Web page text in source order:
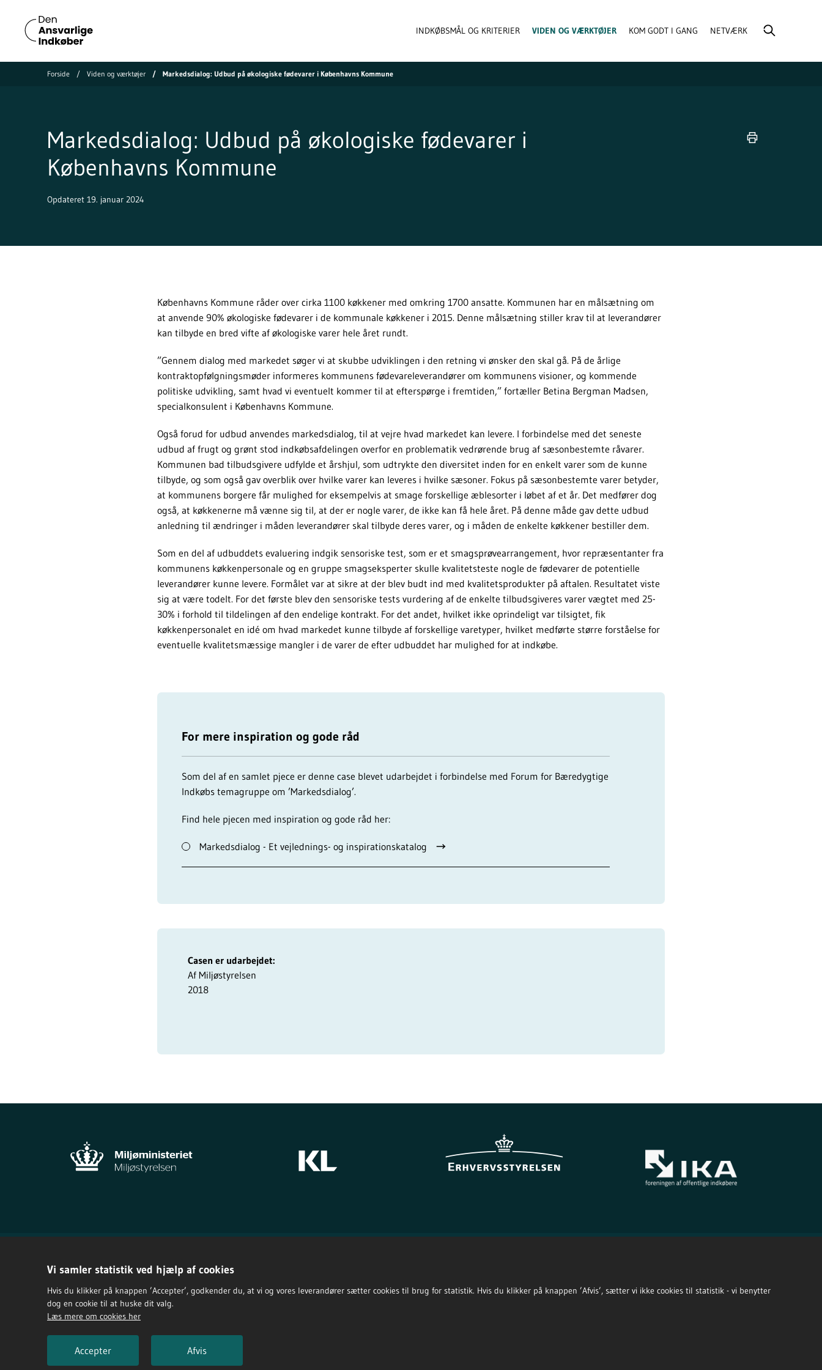
Vi samler statistik ved hjælp af cookies
Hvis du klikker på knappen ’Accepter’, godkender du, at vi og vores leverandører sætter cookies til brug for statistik. Hvis du klikker på knappen ’Afvis’, sætter vi ikke cookies til statistik - vi benytter
dog en cookie til at huske dit valg.
Læs mere om cookies her
Accepter Afvis
INDKØBSMÅL OG KRITERIER VIDEN OG VÆRKTØJER KOM GODT I GANG NETVÆRK
Forside Viden og værktøjer Markedsdialog: Udbud på økologiske fødevarer i Københavns Kommune
Markedsdialog: Udbud på økologiske fødevarer i
Københavns Kommune
Opdateret 19. januar 2024
Københavns Kommune råder over cirka 1100 køkkener med omkring 1700 ansatte. Kommunen har en målsætning om
at anvende 90% økologiske fødevarer i de kommunale køkkener i 2015. Denne målsætning stiller krav til at leverandører
kan tilbyde en bred vifte af økologiske varer hele året rundt.
”Gennem dialog med markedet søger vi at skubbe udviklingen i den retning vi ønsker den skal gå. På de årlige
kontraktopfølgningsmøder informeres kommunens fødevareleverandører om kommunens visioner, og kommende
politiske udvikling, samt hvad vi eventuelt kommer til at efterspørge i fremtiden,” fortæller Betina Bergman Madsen,
specialkonsulent i Københavns Kommune.
Også forud for udbud anvendes markedsdialog, til at vejre hvad markedet kan levere. I forbindelse med det seneste
udbud af frugt og grønt stod indkøbsafdelingen overfor en problematik vedrørende brug af sæsonbestemte råvarer.
Kommunen bad tilbudsgivere udfylde et årshjul, som udtrykte den diversitet inden for en enkelt varer som de kunne
tilbyde, og som også gav overblik over hvilke varer kan leveres i hvilke sæsoner. Fokus på sæsonbestemte varer betyder,
at kommunens borgere får mulighed for eksempelvis at smage forskellige æblesorter i løbet af et år. Det medfører dog
også, at køkkenerne må vænne sig til, at der er nogle varer, de ikke kan få hele året. På denne måde gav dette udbud
anledning til ændringer i måden leverandører skal tilbyde deres varer, og i måden de enkelte køkkener bestiller dem.
Som en del af udbuddets evaluering indgik sensoriske test, som er et smagsprøvearrangement, hvor repræsentanter fra
kommunens køkkenpersonale og en gruppe smagseksperter skulle kvalitetsteste nogle de fødevarer de potentielle
leverandører kunne levere. Formålet var at sikre at der blev budt ind med kvalitetsprodukter på aftalen. Resultatet viste
sig at være todelt. For det første blev den sensoriske tests vurdering af de enkelte tilbudsgiveres varer vægtet med 25-
30% i forhold til tildelingen af den endelige kontrakt. For det andet, hvilket ikke oprindeligt var tilsigtet, fik
køkkenpersonalet en idé om hvad markedet kunne tilbyde af forskellige varetyper, hvilket medførte større forståelse for
eventuelle kvalitetsmæssige mangler i de varer de efter udbuddet har mulighed for at indkøbe.
For mere inspiration og gode råd
Som del af en samlet pjece er denne case blevet udarbejdet i forbindelse med Forum for Bæredygtige
Indkøbs temagruppe om ’Markedsdialog’.
Find hele pjecen med inspiration og gode råd her:
Markedsdialog - Et vejlednings- og inspirationskatalog
Casen er udarbejdet:
Af Miljøstyrelsen
2018
Privatlivspolitik